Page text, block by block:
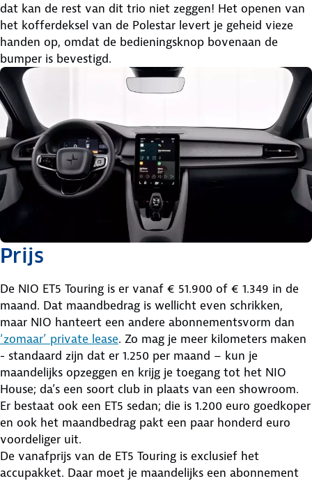
dat kan de rest van dit trio niet zeggen! Het openen van
het kofferdeksel van de Polestar levert je geheid vieze
handen op, omdat de bedieningsknop bovenaan de
bumper is bevestigd.
Prijs
De NIO ET5 Touring is er vanaf € 51.900 of € 1.349 in de
maand. Dat maandbedrag is wellicht even schrikken,
maar NIO hanteert een andere abonnementsvorm dan
‘zomaar’ private lease. Zo mag je meer kilometers maken
- standaard zijn dat er 1.250 per maand – kun je
maandelijks opzeggen en krijg je toegang tot het NIO
House; da’s een soort club in plaats van een showroom.
Er bestaat ook een ET5 sedan; die is 1.200 euro goedkoper
en ook het maandbedrag pakt een paar honderd euro
voordeliger uit.
De vanafprijs van de ET5 Touring is exclusief het
accupakket. Daar moet je maandelijks een abonnement